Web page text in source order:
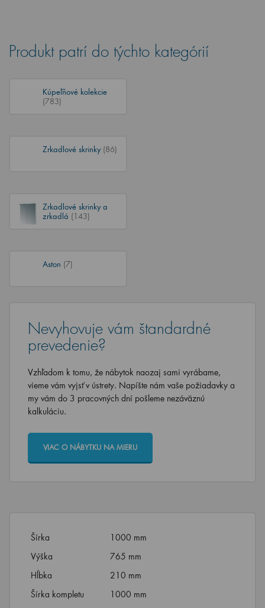
Produkt patrí do týchto kategórií
Kúpeľňové kolekcie
(783)
Zrkadlové skrinky (86)
Zrkadlové skrinky a
zrkadlá (143)
Aston (7)
Nevyhovuje vám štandardné
prevedenie?
Vzhľadom k tomu, že nábytok naozaj sami vyrábame,
vieme vám vyjsť v ústrety. Napíšte nám vaše požiadavky a
my vám do 3 pracovných dní pošleme nezáväznú
kalkuláciu.
VIAC O NÁBYTKU NA MIERU
Šírka
1000 mm
Výška
765 mm
Hĺbka
210 mm
Šírka kompletu
1000 mm